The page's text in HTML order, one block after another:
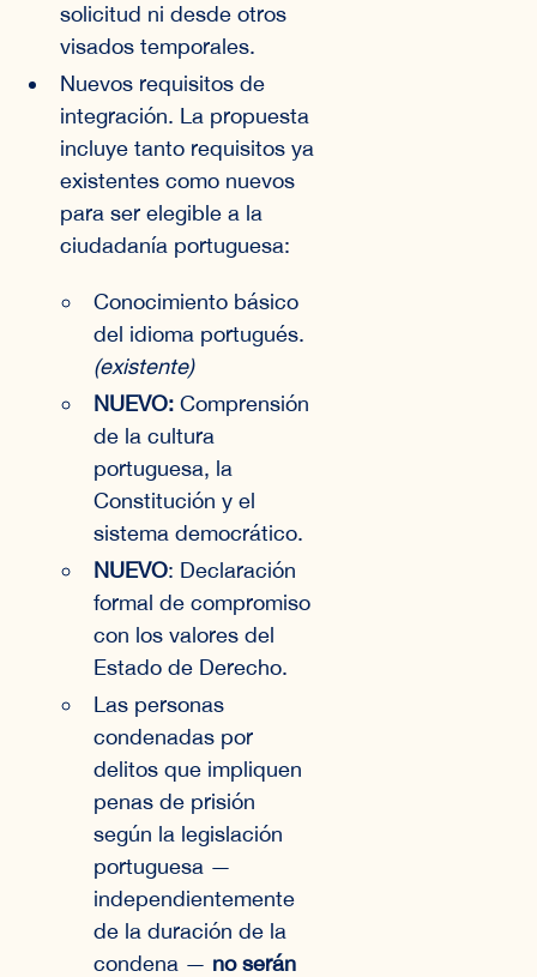
solicitud ni desde otros
visados temporales.
Nuevos requisitos de
integración. La propuesta
incluye tanto requisitos ya
existentes como nuevos
para ser elegible a la
ciudadanía portuguesa:
Conocimiento básico
del idioma portugués.
(existente)
NUEVO: Comprensión
de la cultura
portuguesa, la
Constitución y el
sistema democrático.
NUEVO: Declaración
formal de compromiso
con los valores del
Estado de Derecho.
Las personas
condenadas por
delitos que impliquen
penas de prisión
según la legislación
portuguesa —
independientemente
de la duración de la
condena — no serán